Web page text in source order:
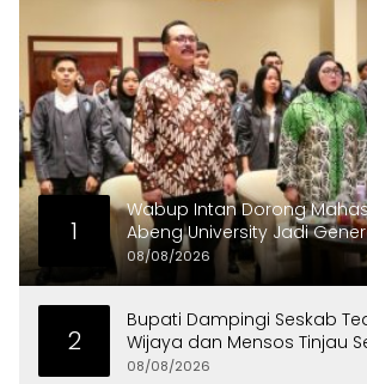
1
Wabup Intan Dorong
Abeng University Jadi
08/08/2026
2
Bupati Dampingi Seskab
Wijaya dan Mensos Tinjau
di Curug
08/08/2026